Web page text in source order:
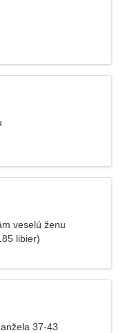
veselú ženu
libier)
37-43